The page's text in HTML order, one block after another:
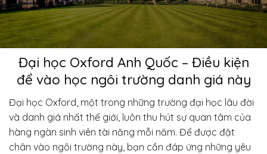
Đại học Oxford Anh Quốc – Điều kiện
để vào học ngôi trường danh giá này
Đại học Oxford, một trong những trường đại học lâu đời
và danh giá nhất thế giới, luôn thu hút sự quan tâm của
hàng ngàn sinh viên tài năng mỗi năm. Để được đặt
chân vào ngôi trường này, bạn cần đáp ứng những yêu